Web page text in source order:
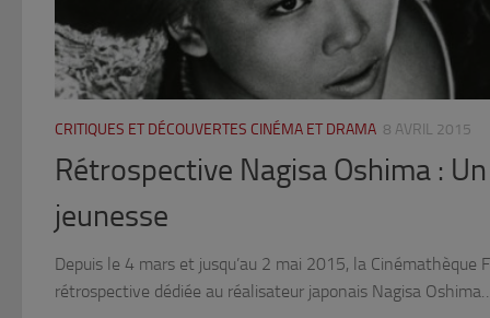
CRITIQUES ET DÉCOUVERTES CINÉMA ET DRAMA 8 AVRIL 2015
Rétrospective Nagisa Oshima :
jeunesse
Depuis le 4 mars et jusqu’au 2 mai 2015, la Cinémathèque
rétrospective dédiée au réalisateur japonais Nagisa